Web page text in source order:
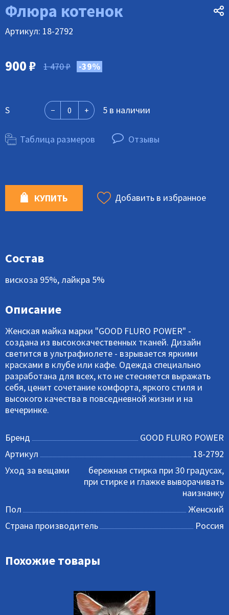
Флюра котенок
Артикул: 18-2792
900₽ 1 470₽ -39%
S 5 в наличии
Таблица размеров Отзывы
КУПИТЬ Добавить в избранное
Состав
вискоза 95%, лайкра 5%
Описание
Женская майка марки "GOOD FLURO POWER" -
создана из высококачественных тканей. Дизайн
светится в ультрафиолете - взрывается яркими
красками в клубе или кафе. Одежда специально
разработана для всех, кто не стесняется выражать
себя, ценит сочетание комфорта, яркого стиля и
высокого качества в повседневной жизни и на
вечеринке.
Бренд
GOOD FLURO POWER
Артикул
18-2792
Уход за вещами
бережная стирка при 30 градусах,
при стирке и глажке выворачивать
наизнанку
Пол
Женский
Страна производитель
Россия
Похожие товары